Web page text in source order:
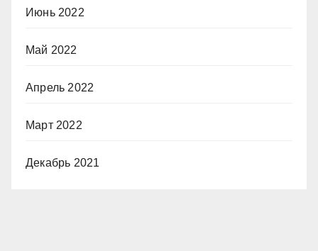
Июнь 2022
Май 2022
Апрель 2022
Март 2022
Декабрь 2021